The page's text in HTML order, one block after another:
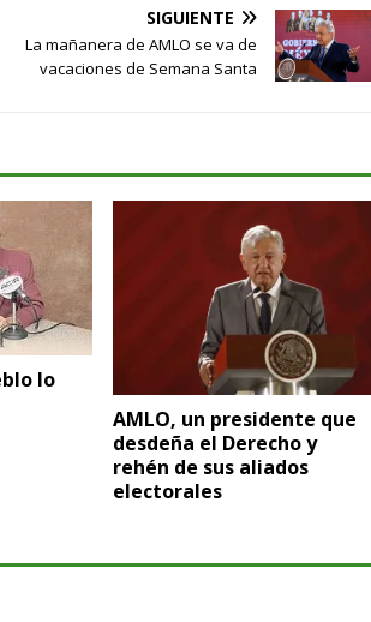
SIGUIENTE
La mañanera de AMLO se va de
vacaciones de Semana Santa
lo
AMLO, un presidente que
desdeña el Derecho y
rehén de sus aliados
electorales